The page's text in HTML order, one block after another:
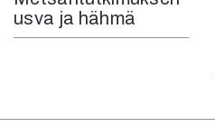
usva ja hähmä